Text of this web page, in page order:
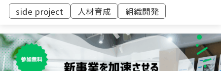
side project ​人材育成 組織開発